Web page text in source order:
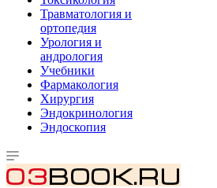
Травматология и
ортопедия
Урология и
андрология
Учебники
Фармакология
Хирургия
Эндокринология
Эндоскопия